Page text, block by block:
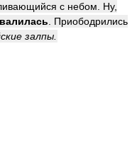
с небом. Ну,
. Приободрились
залпы.